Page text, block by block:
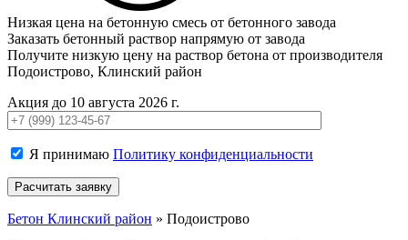
Низкая цена на бетонную смесь от бетонного завода
Заказать бетонный раствор напрямую от завода
Получите низкую цену на раствор бетона от производителя
Подоистрово, Клинский район
Акция до 10 августа 2026 г.
Я принимаю Политику конфиденциальности
Бетон Клинский район » Подоистрово